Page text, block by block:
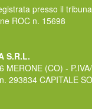
presso il
ROC n. 15698
S.R.L.
MERONE (CO) -
293834 CAPITALE